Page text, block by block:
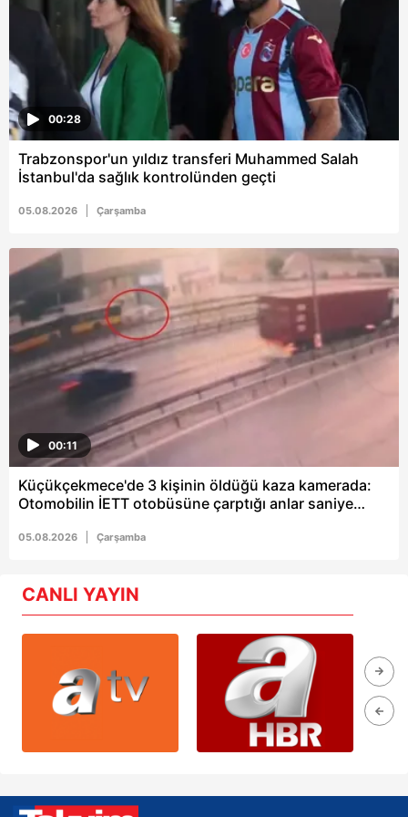
00:28
Trabzonspor'un yıldız transferi Muhammed Salah
İstanbul'da sağlık kontrolünden geçti
05.08.2026 Çarşamba
00:11
Küçükçekmece'de 3 kişinin öldüğü kaza kamerada:
Otomobilin İETT otobüsüne çarptığı anlar saniye
05.08.2026 Çarşamba
CANLI YAYIN